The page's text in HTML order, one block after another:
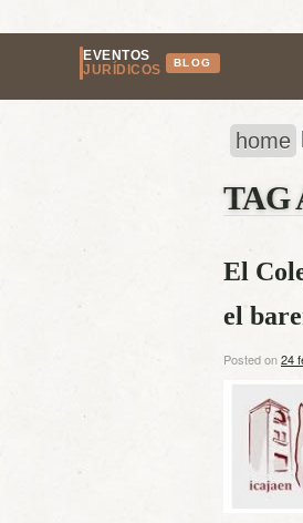
EVENTOS
JURÍDICOS
BLOG
home
TAG
El
el
Posted on24